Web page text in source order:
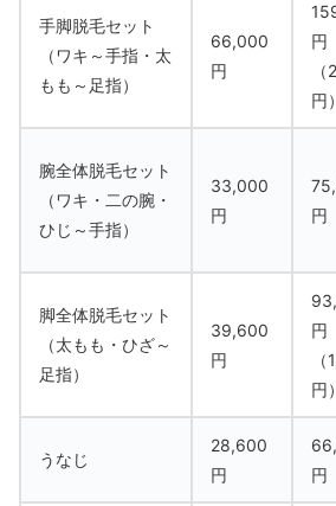
手脚脱毛セット
（ワキ～手指・太
もも～足指）
66,000
円
円
円）
腕全体脱毛セット
（ワキ・二の腕・
ひじ～手指）
33,000
円
円
脚全体脱毛セット
（太もも・ひざ～
足指）
39,600
円
円
円）
うなじ
28,600
円
円